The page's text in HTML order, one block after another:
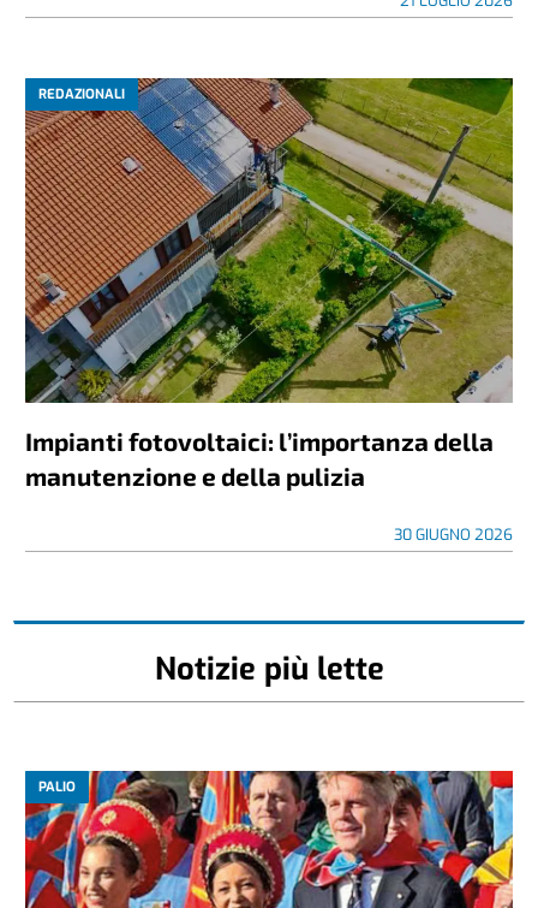
REDAZIONALI
Impianti fotovoltaici: l’importanza della
manutenzione e della pulizia
30 GIUGNO 2026
Notizie più lette
PALIO